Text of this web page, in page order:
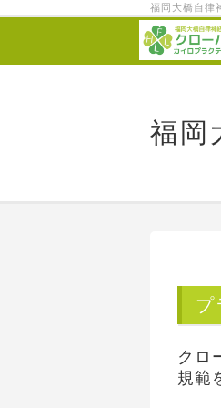
福岡大橋自律
福岡
プ
クロ
規範